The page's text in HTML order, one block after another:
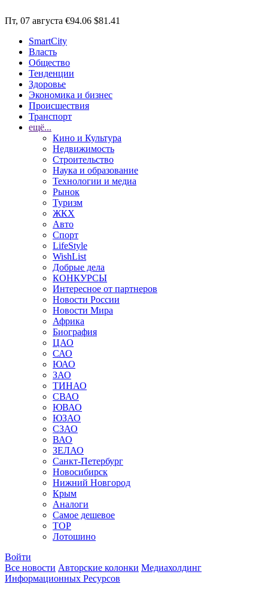
Пт, 07 августа €94.06 $81.41
SmartCity
Власть
Общество
Тенденции
Здоровье
Экономика и бизнес
Происшествия
Транспорт
ещё...
Кино и Культура
Недвижимость
Строительство
Наука и образование
Технологии и медиа
Рынок
Туризм
ЖКХ
Авто
Спорт
LifeStyle
WishList
Добрые дела
КОНКУРСЫ
Интересное от партнеров
Новости России
Новости Мира
Африка
Биография
ЦАО
САО
ЮАО
ЗАО
ТИНАО
СВАО
ЮВАО
ЮЗАО
СЗАО
ВАО
ЗЕЛАО
Санкт-Петербург
Новосибирск
Нижний Новгород
Крым
Аналоги
Самое дешевое
TOP
Лотошино
Войти
Все новости Авторские колонки Медиахолдинг
Информационных Ресурсов